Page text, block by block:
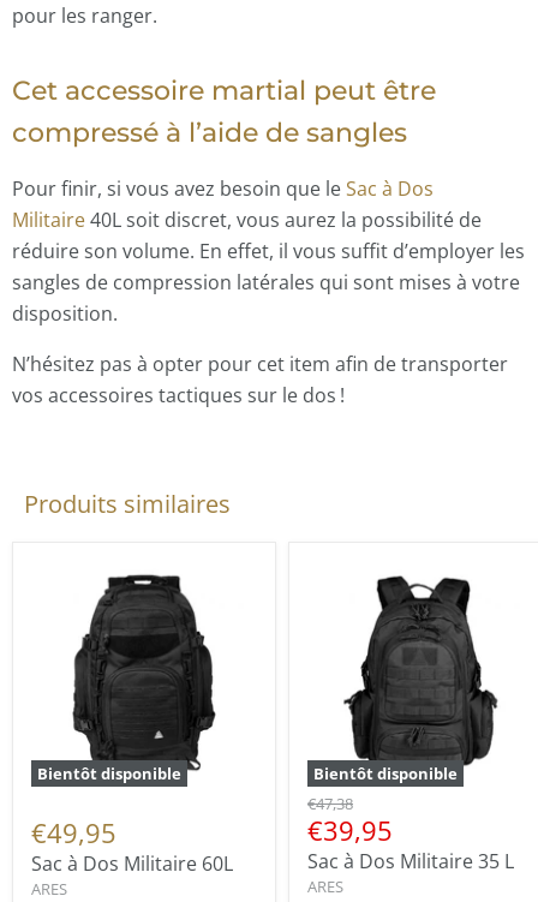
pour les ranger.
Cet accessoire martial peut être
compressé à l’aide de sangles
Pour finir, si vous avez besoin que leSac à Dos
Militaire40L soit discret, vous aurez la possibilité de
réduire son volume. En effet, il vous suffit d’employer les
sangles de compression latérales qui sont mises à votre
disposition.
N’hésitez pas à opter pour cet item afin de transporter
vos accessoires tactiques sur le dos !
Produits similaires
Bientôt disponible
€49,95
Sac à Dos Militaire 60L
ARES
Bientôt disponible
€47,38
€39,95
Sac à Dos Militaire 35 L
ARES